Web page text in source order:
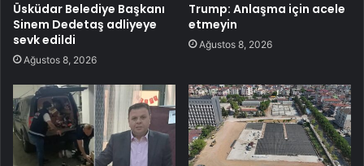
Üsküdar Belediye Başkanı
Sinem Dedetaş adliyeye
sevk edildi
Ağustos 8, 2026
Trump: Anlaşma için acele
etmeyin
Ağustos 8, 2026